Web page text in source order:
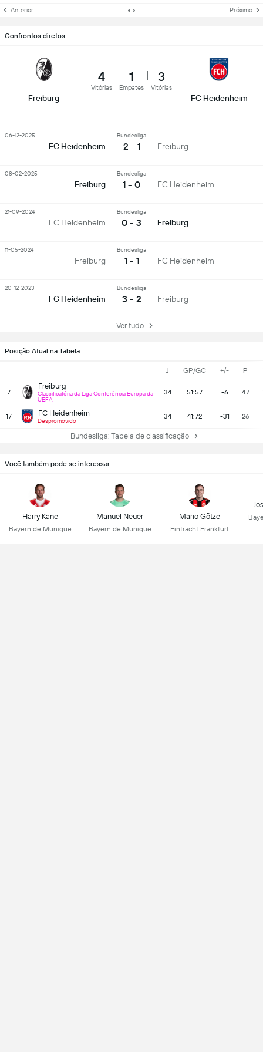
Posição Atual na Tabela
J GP/GC +/- P
7
Freiburg
Classificatória da Liga Conferência Europa da
UEFA
34 51:57 -6 47
17 FC Heidenheim
Despromovido
34 41:72 -31 26
Bundesliga: Tabela de classificação
Anterior Próximo
Confrontos diretos
Freiburg
4
Vitórias
1
Empates
3
Vitórias
FC Heidenheim
FC Heidenheim
Bundesliga
2 - 1 Freiburg
06-12-2025
Freiburg
Bundesliga
1 - 0 FC Heidenheim
08-02-2025
FC Heidenheim
Bundesliga
0 - 3 Freiburg
21-09-2024
Freiburg
Bundesliga
1 - 1 FC Heidenheim
11-05-2024
FC Heidenheim
Bundesliga
3 - 2 Freiburg
20-12-2023
Ver tudo
Você também pode se interessar
Harry Kane
Bayern de Munique
Manuel Neuer
Bayern de Munique
Mario Götze
Eintracht Frankfurt